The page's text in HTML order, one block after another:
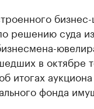
бизнес-
решению суда
в октябре
итогах
фонда